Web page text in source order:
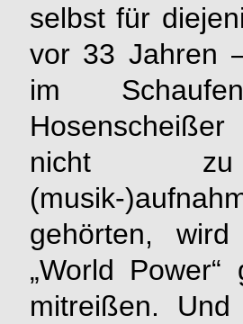
selbst für
vor 33 Jahren
im
nicht
(musik-
gehörten,
„World
mitreißen.